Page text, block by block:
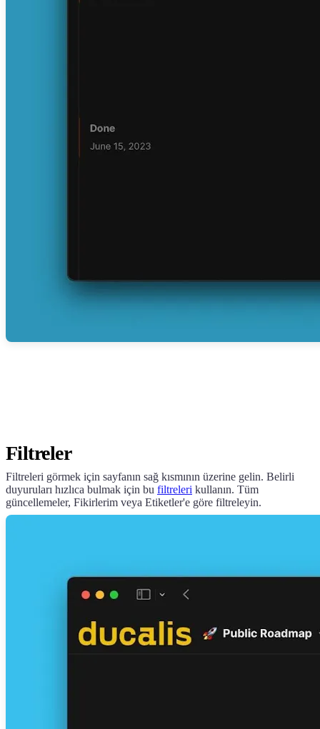
Filtreler
Filtreleri görmek için sayfanın sağ kısmının üzerine gelin. Belirli
duyuruları hızlıca bulmak için bu filtreleri kullanın. Tüm
güncellemeler, Fikirlerim veya Etiketler'e göre filtreleyin.